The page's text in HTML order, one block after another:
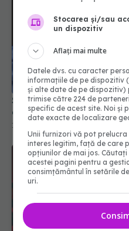
Studiu NIH: Testele de
diagnosticul de long-
15 aug 2024, 18:22
Stocarea și/sau
un dispozitiv
Aflați mai multe
Datele dvs. cu caracter
informațiile de pe dispozitiv
și alte date de pe
trimise către 224 de
specific de acest site. Noi și
date exacte de localizare
Unii furnizori vă pot
interes legitim, față de care
opțiunilor de mai jos.
acestei pagini pentru a
consimțământul în setările
uri.